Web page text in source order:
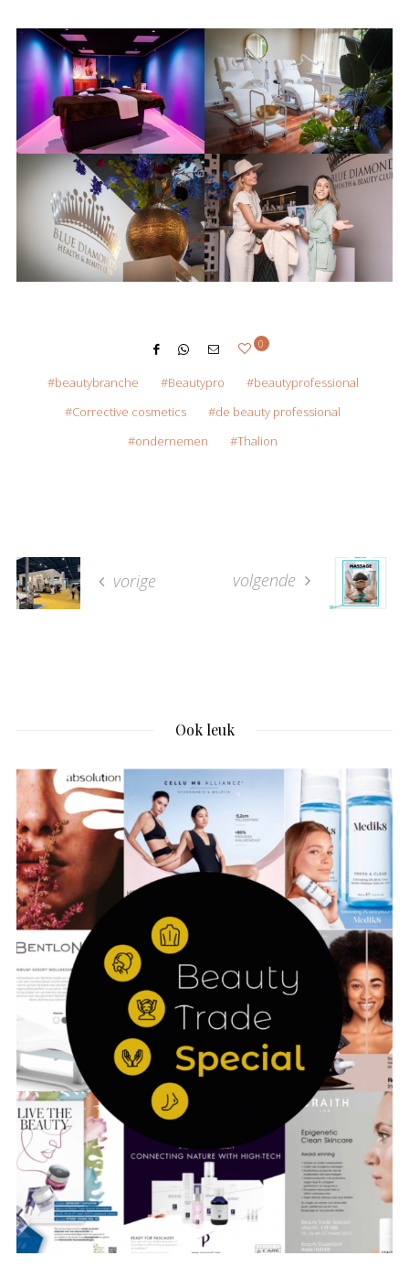
0
beautybranche Beautypro
beautyprofessional
Corrective cosmetics
de beauty professional
ondernemen
Thalion
vorige volgende
Ook leuk